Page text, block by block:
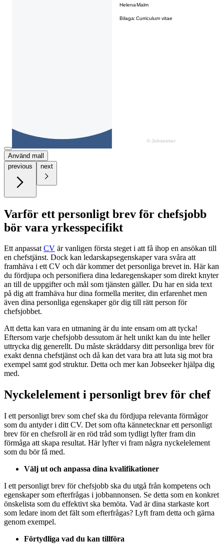
Använd mall
previous
next
Varför ett personligt brev för chefsjobb
bör vara yrkesspecifikt
Ett anpassatCV är vanligen första steget i att få ihop en ansökan till
en chefstjänst. Dock kan ledarskapsegenskaper vara svåra att
framhäva i ett CV och där kommer det personliga brevet in. Här kan
du fördjupa och personifiera dina ledaregenskaper som direkt knyter
an till de uppgifter och mål som tjänsten gäller. Du har en sida text
på dig att framhäva hur dina formella meriter, din erfarenhet men
även dina personliga egenskaper gör dig till rätt person för
chefsjobbet.
Att detta kan vara en utmaning är du inte ensam om att tycka!
Eftersom varje chefsjobb dessutom är helt unikt kan du inte heller
uttrycka dig generellt. Du måste skräddarsy ditt personliga brev för
exakt denna chefstjänst och då kan det vara bra att luta sig mot bra
exempel samt god struktur. Detta och mer kan Jobseeker hjälpa dig
med.
Nyckelelement i personligt brev för chef
I ett personligt brev som chef ska du fördjupa relevanta förmågor
som du antyder i ditt CV. Det som ofta kännetecknar ett personligt
brev för en chefsroll är en röd tråd som tydligt lyfter fram din
förmåga att skapa resultat. Här lyfter vi fram några nyckelelement
som du bör få med.
Välj ut och anpassa dina kvalifikationer
I ett personligt brev för chefsjobb ska du utgå från kompetens och
egenskaper som efterfrågas i jobbannonsen. Se detta som en konkret
önskelista som du effektivt ska bemöta. Vad är dina starkaste kort
som ledare inom det fält som efterfrågas? Lyft fram detta och gärna
genom exempel.
Förtydliga vad du kan tillföra